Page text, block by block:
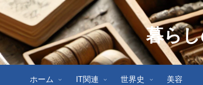
暮ら
ホーム IT関連 世界史 美容